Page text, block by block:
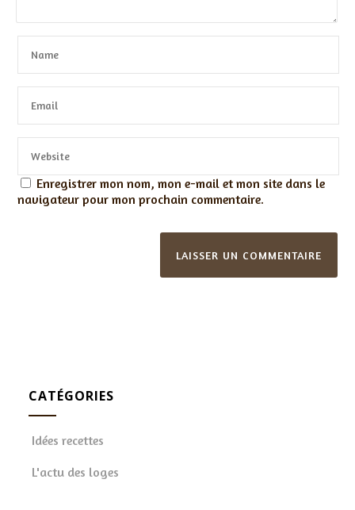
Enregistrer mon nom, mon e-mail et mon site dans le
navigateur pour mon prochain commentaire.
CATÉGORIES
Idées recettes
L'actu des loges